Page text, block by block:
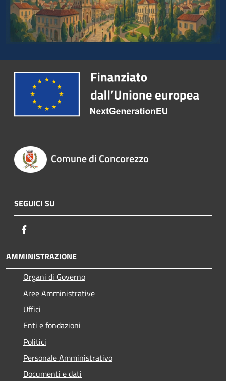
Comune di Concorezzo
SEGUICI SU
AMMINISTRAZIONE
Organi di Governo
Aree Amministrative
Uffici
Enti e fondazioni
Politici
Personale Amministrativo
Documenti e dati